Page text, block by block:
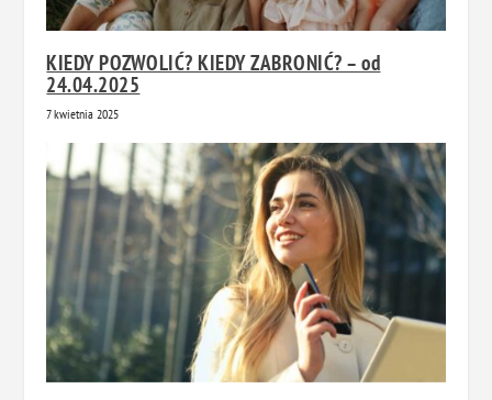
KIEDY POZWOLIĆ? KIEDY ZABRONIĆ? – od
24.04.2025
7 kwietnia 2025